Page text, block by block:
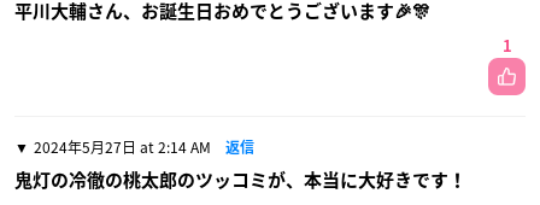
平川大輔さん、お誕生日おめでとうございます🎉🎊
1
2024年5月27日 at 2:14 AM 返信
鬼灯の冷徹の桃太郎のツッコミが、本当に大好きです！